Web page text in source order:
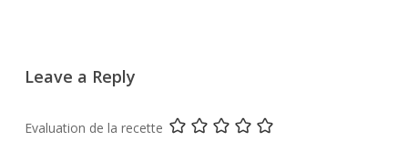
Leave a Reply
Evaluation de la recette